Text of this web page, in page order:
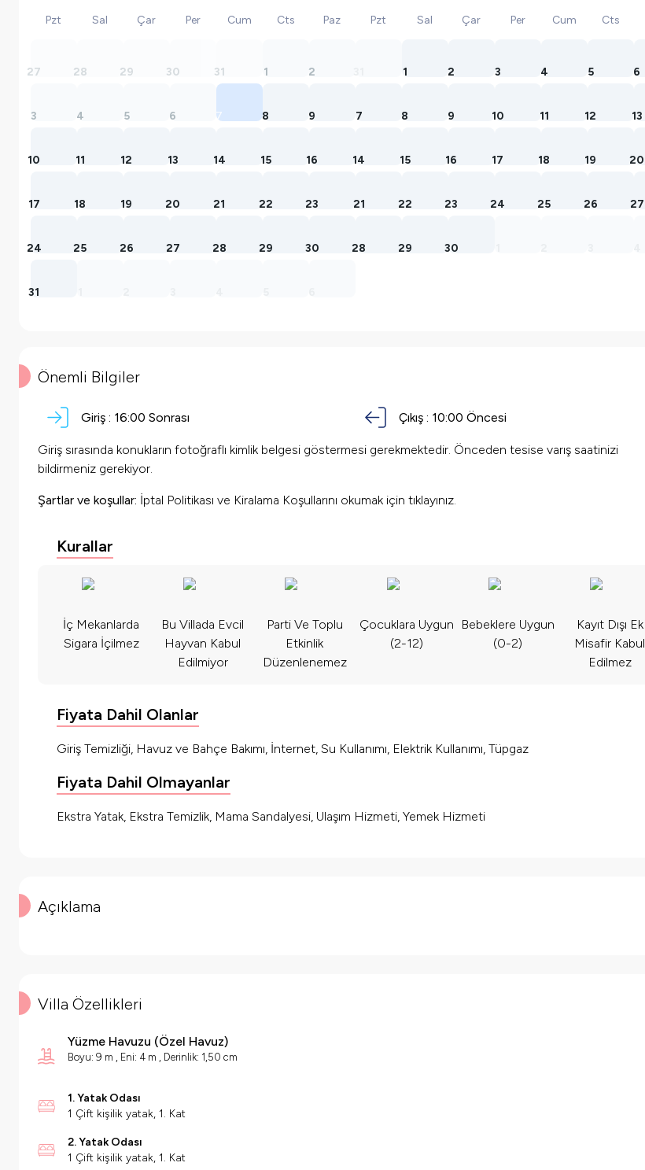
Pzt Sal Çar Per Cum Cts Paz
27 28 29 30 31 1 2
3 4 5 6 7 8 9
10 11 12 13 14 15 16
17 18 19 20 21 22 23
24 25 26 27 28 29 30
31
Pzt Sal Çar Per Cum Cts
1 2 3 4 5 6
7 8 9 10 11 12 13
14 15 16 17 18 19 20
21 22 23 24 25 26 27
28 29 30
Önemli Bilgiler
Giriş : 16:00 Sonrası Çıkış : 10:00 Öncesi
Giriş sırasında konukların fotoğraflı kimlik belgesi göstermesi gerekmektedir. Önceden tesise varış saatinizi
bildirmeniz gerekiyor.
Şartlar ve koşullar: İptal Politikası ve Kiralama Koşullarını okumak için tıklayınız.
Kurallar
İç Mekanlarda
Sigara İçilmez
Bu Villada Evcil
Hayvan Kabul
Edilmiyor
Parti Ve Toplu
Etkinlik
Düzenlenemez
Çocuklara Uygun
(2-12)
Bebeklere Uygun
(0-2)
Kayıt Dışı Ek
Misafir Kabul
Edilmez
Fiyata Dahil Olanlar
Giriş Temizliği, Havuz ve Bahçe Bakımı, İnternet, Su Kullanımı, Elektrik Kullanımı, Tüpgaz
Fiyata Dahil Olmayanlar
Ekstra Yatak, Ekstra Temizlik, Mama Sandalyesi, Ulaşım Hizmeti, Yemek Hizmeti
Açıklama
Villa Özellikleri
Yüzme Havuzu (Özel Havuz)
Boyu: 9 m , Eni: 4 m , Derinlik: 1,50 cm
1. Yatak Odası
1 Çift kişilik yatak, 1. Kat
2. Yatak Odası
1 Çift kişilik yatak, 1. Kat